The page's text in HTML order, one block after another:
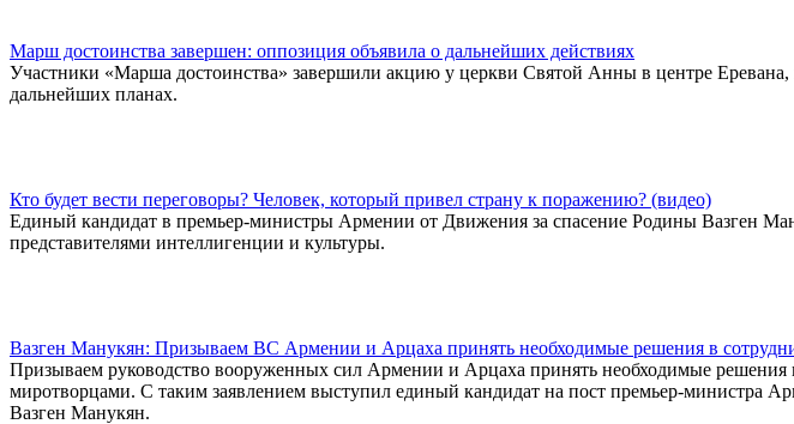
Марш достоинства завершен: оппозиция объявила о дальнейших действиях
Участники «Марша достоинства» завершили акцию у церкви Святой Анны в центре Еревана,
дальнейших планах.
Кто будет вести переговоры? Человек, который привел страну к поражению? (видео)
Единый кандидат в премьер-министры Армении от Движения за спасение Родины Вазген
представителями интеллигенции и культуры.
Вазген Манукян: Призываем ВС Армении и Арцаха принять необходимые решения в
Призываем руководство вооруженных сил Армении и Арцаха принять необходимые решения
миротворцами. С таким заявлением выступил единый кандидат на пост премьер-министра
Вазген Манукян.